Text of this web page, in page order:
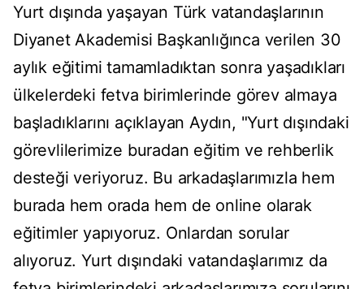
Yurt dışında yaşayan Türk vatandaşlarının
Diyanet Akademisi Başkanlığınca verilen 30
aylık eğitimi tamamladıktan sonra yaşadıkları
ülkelerdeki fetva birimlerinde görev almaya
başladıklarını açıklayan Aydın, "Yurt dışındaki
görevlilerimize buradan eğitim ve rehberlik
desteği veriyoruz. Bu arkadaşlarımızla hem
burada hem orada hem de online olarak
eğitimler yapıyoruz. Onlardan sorular
alıyoruz. Yurt dışındaki vatandaşlarımız da